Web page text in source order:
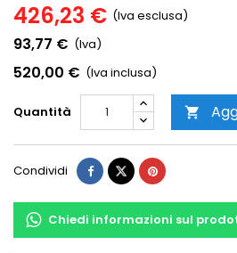
426,23 € (Iva esclusa)
93,77 € (Iva)
520,00 € (Iva inclusa)
Quantità 
Condividi
Chiedi informazioni sul